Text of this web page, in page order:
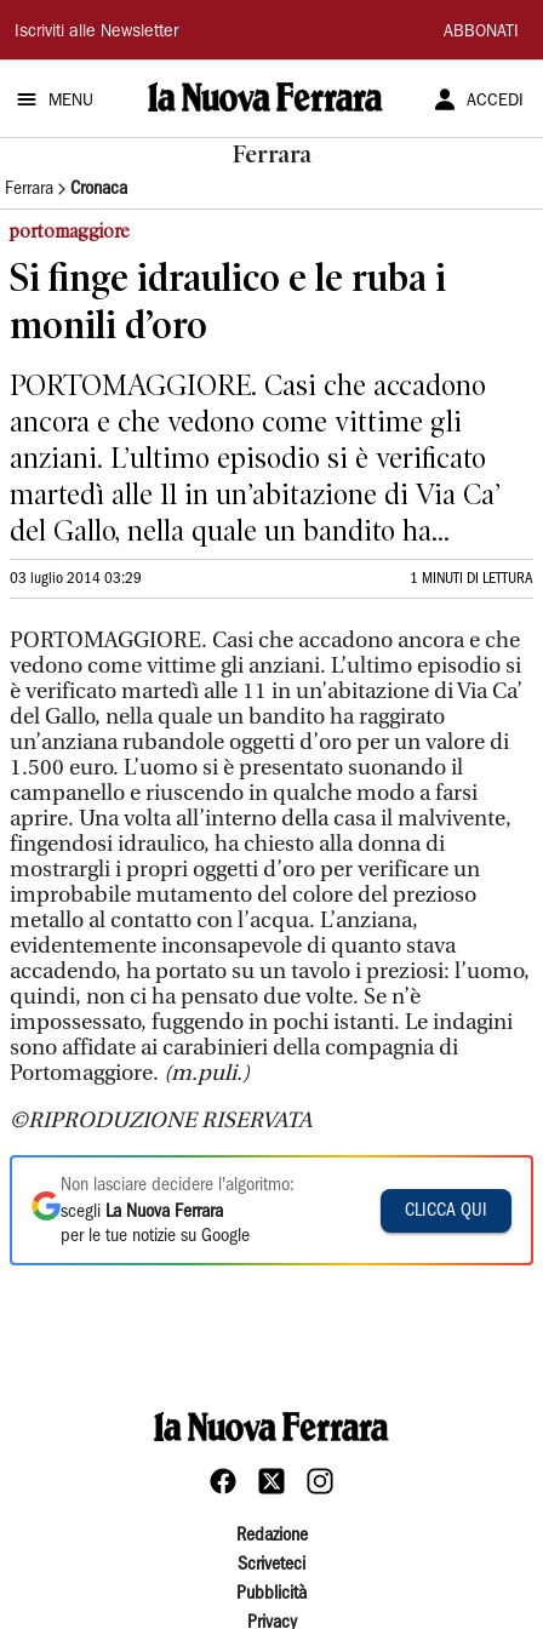
La
Nuova
Ferrara
Iscriviti alle Newsletter ABBONATI
MENU ACCEDI
Ferrara
Ferrara Cronaca
portomaggiore
Si finge idraulico e le ruba i
monili d’oro
PORTOMAGGIORE. Casi che accadono
ancora e che vedono come vittime gli
anziani. L’ultimo episodio si è verificato
martedì alle 11 in un’abitazione di Via Ca’
del Gallo, nella quale un bandito ha...
03 luglio 2014 03:29 1 MINUTI DI LETTURA
PORTOMAGGIORE. Casi che accadono ancora e che
vedono come vittime gli anziani. L’ultimo episodio si
è verificato martedì alle 11 in un’abitazione di Via Ca’
del Gallo, nella quale un bandito ha raggirato
un’anziana rubandole oggetti d’oro per un valore di
1.500 euro. L’uomo si è presentato suonando il
campanello e riuscendo in qualche modo a farsi
aprire. Una volta all’interno della casa il malvivente,
fingendosi idraulico, ha chiesto alla donna di
mostrargli i propri oggetti d’oro per verificare un
improbabile mutamento del colore del prezioso
metallo al contatto con l’acqua. L’anziana,
evidentemente inconsapevole di quanto stava
accadendo, ha portato su un tavolo i preziosi: l’uomo,
quindi, non ci ha pensato due volte. Se n’è
impossessato, fuggendo in pochi istanti. Le indagini
sono affidate ai carabinieri della compagnia di
Portomaggiore. (m.puli.)
©RIPRODUZIONE RISERVATA
Non lasciare decidere l'algoritmo:
scegli La Nuova Ferrara
per le tue notizie su Google
CLICCA QUI
Redazione
Scriveteci
Pubblicità
Privacy